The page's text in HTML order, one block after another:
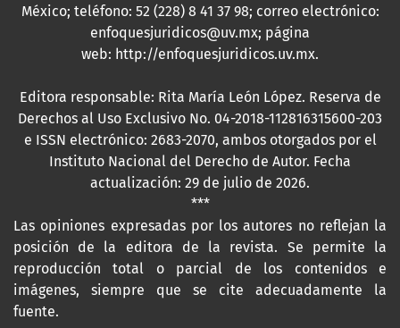
México; teléfono: 52 (228) 8 41 37 98; correo electrónico:
enfoquesjuridicos@uv.mx; página
web: http://enfoquesjuridicos.uv.mx.
Editora responsable: Rita María León López. Reserva de
Derechos al Uso Exclusivo No. 04-2018-112816315600-203
e ISSN electrónico: 2683-2070, ambos otorgados por el
Instituto Nacional del Derecho de Autor. Fecha
actualización: 29 de julio de 2026.
***
Las opiniones expresadas por los autores no reflejan la
posición de la editora de la revista. Se permite la
reproducción total o parcial de los contenidos e
imágenes, siempre que se cite adecuadamente la
fuente.